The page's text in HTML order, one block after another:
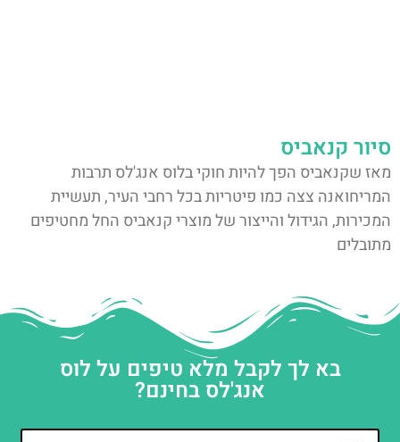
סיור קנאביס
מאז שקנאביס הפך להיות חוקי בלוס אנג'לס תרבות
המריחואנה צצה כמו פיטריות בכל רחבי העיר, תעשיית
המכירות, הגידול והייצור של מוצרי קנאביס החל מחטיפים
מתובלים
בא לך לקבל מלא טיפים על לוס
אנג'לס בחינם?